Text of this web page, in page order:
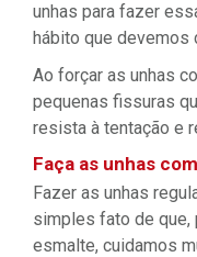
unhas para fazer
hábito que devemos
Ao forçar as unhas
pequenas fissuras
resista à tentação e
Faça as unhas
Fazer as unhas
simples fato de que,
esmalte, cuidamos